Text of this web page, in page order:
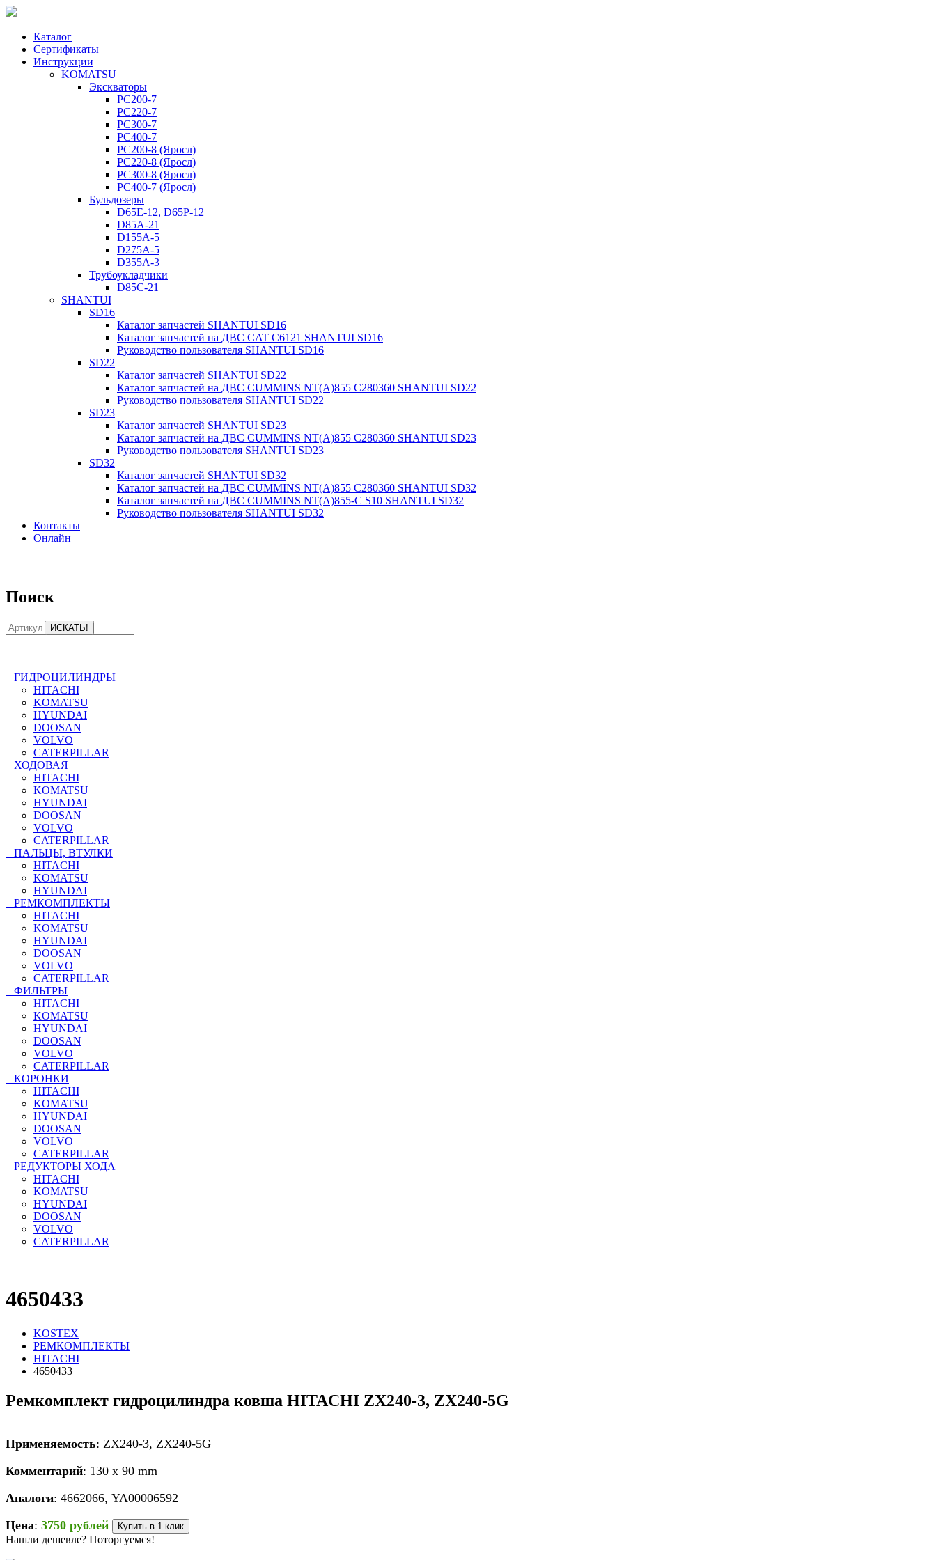
Каталог
Сертификаты
Инструкции
KOMATSU
Экскваторы
PC200-7
PC220-7
PC300-7
PC400-7
PC200-8 (Яросл)
PC220-8 (Яросл)
PC300-8 (Яросл)
PC400-7 (Яросл)
Бульдозеры
D65E-12, D65P-12
D85A-21
D155A-5
D275A-5
D355A-3
Трубоукладчики
D85C-21
SHANTUI
SD16
Каталог запчастей SHANTUI SD16
Каталог запчастей на ДВС CAT C6121 SHANTUI SD16
Руководство пользователя SHANTUI SD16
SD22
Каталог запчастей SHANTUI SD22
Каталог запчастей на ДВС CUMMINS NT(A)855 C280360 SHANTUI SD22
Руководство пользователя SHANTUI SD22
SD23
Каталог запчастей SHANTUI SD23
Каталог запчастей на ДВС CUMMINS NT(A)855 C280360 SHANTUI SD23
Руководство пользователя SHANTUI SD23
SD32
Каталог запчастей SHANTUI SD32
Каталог запчастей на ДВС CUMMINS NT(A)855 C280360 SHANTUI SD32
Каталог запчастей на ДВС CUMMINS NT(A)855-C S10 SHANTUI SD32
Руководство пользователя SHANTUI SD32
Контакты
Онлайн
Поиск
ГИДРОЦИЛИНДРЫ
HITACHI
KOMATSU
HYUNDAI
DOOSAN
VOLVO
CATERPILLAR
ХОДОВАЯ
HITACHI
KOMATSU
HYUNDAI
DOOSAN
VOLVO
CATERPILLAR
ПАЛЬЦЫ, ВТУЛКИ
HITACHI
KOMATSU
HYUNDAI
РЕМКОМПЛЕКТЫ
HITACHI
KOMATSU
HYUNDAI
DOOSAN
VOLVO
CATERPILLAR
ФИЛЬТРЫ
HITACHI
KOMATSU
HYUNDAI
DOOSAN
VOLVO
CATERPILLAR
КОРОНКИ
HITACHI
KOMATSU
HYUNDAI
DOOSAN
VOLVO
CATERPILLAR
РЕДУКТОРЫ ХОДА
HITACHI
KOMATSU
HYUNDAI
DOOSAN
VOLVO
CATERPILLAR
4650433
KOSTEX
РЕМКОМПЛЕКТЫ
HITACHI
4650433
Ремкомплект гидроцилиндра ковша HITACHI ZX240-3, ZX240-5G
Применяемость: ZX240-3, ZX240-5G
Комментарий: 130 x 90 mm
Аналоги: 4662066, YA00006592
Цена: 3750 рублей Купить в 1 клик
Нашли дешевле? Поторгуемся!